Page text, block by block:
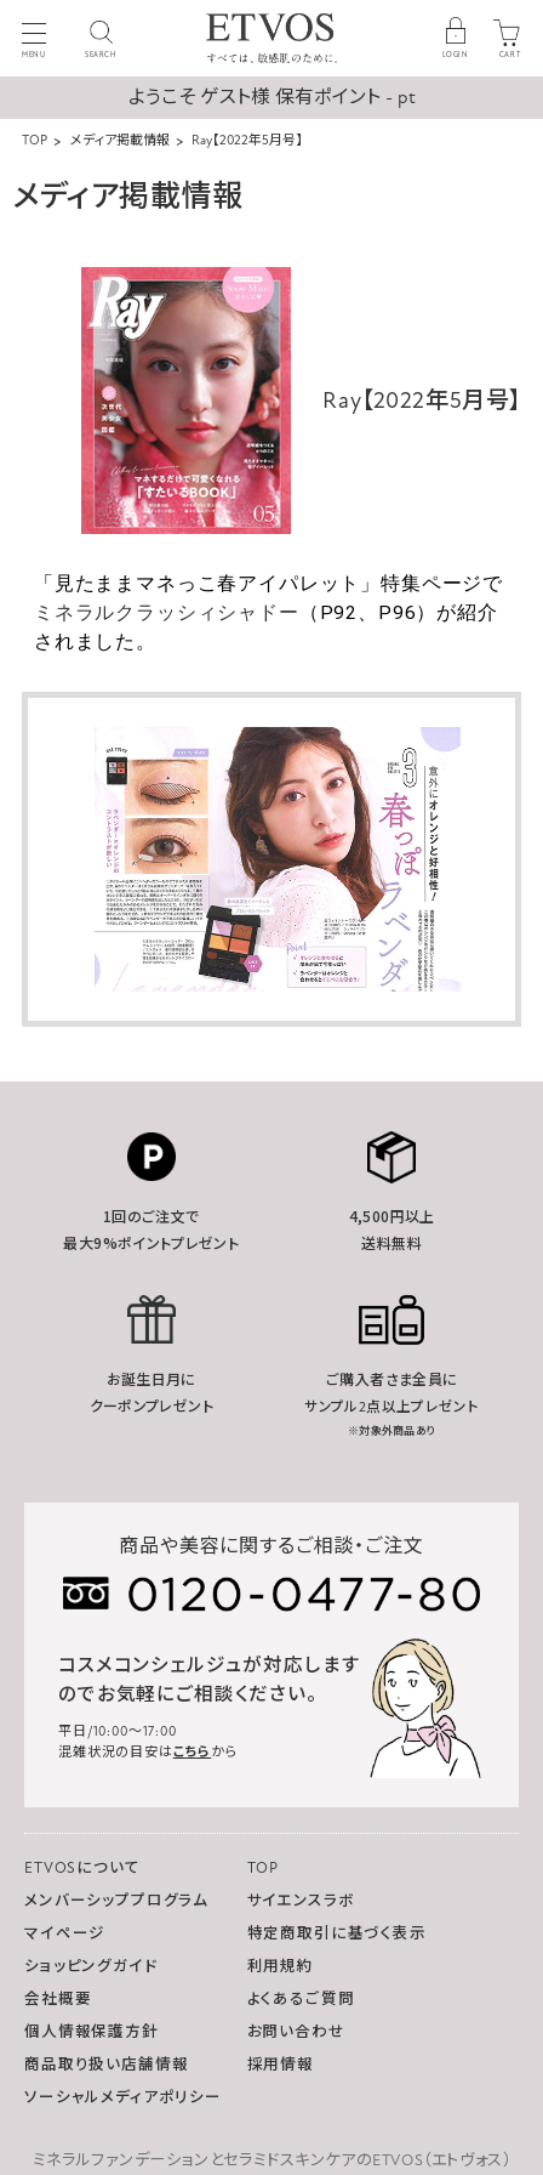
MENU SEARCH LOGIN CART
ようこそ ゲスト様 保有ポイント - pt
TOP メディア掲載情報 Ray【2022年5月号】
メディア掲載情報
Ray【2022年5月号】
「見たままマネっこ春アイパレット」特集ページで
ミネラルクラッシィシャドー （P92、P96）が紹介
されました。
1回のご注文で
最大9%ポイントプレゼント
4,500円以上
送料無料
お誕生日月に
クーポンプレゼント
ご購入者さま全員に
サンプル2点以上プレゼント
※対象外商品あり
商品や美容に関するご相談・ご注文
コスメコンシェルジュが対応します
のでお気軽にご相談ください。
平日/10:00～17:00
混雑状況の目安はこちら から
ETVOSについて
TOP
メンバーシッププログラム
サイエンスラボ
マイページ
特定商取引に基づく表示
ショッピングガイド
利用規約
会社概要
よくあるご質問
個人情報保護方針
お問い合わせ
商品取り扱い店舗情報
採用情報
ソーシャルメディアポリシー
ミネラルファンデーションとセラミドスキンケアのETVOS（エトヴォス）